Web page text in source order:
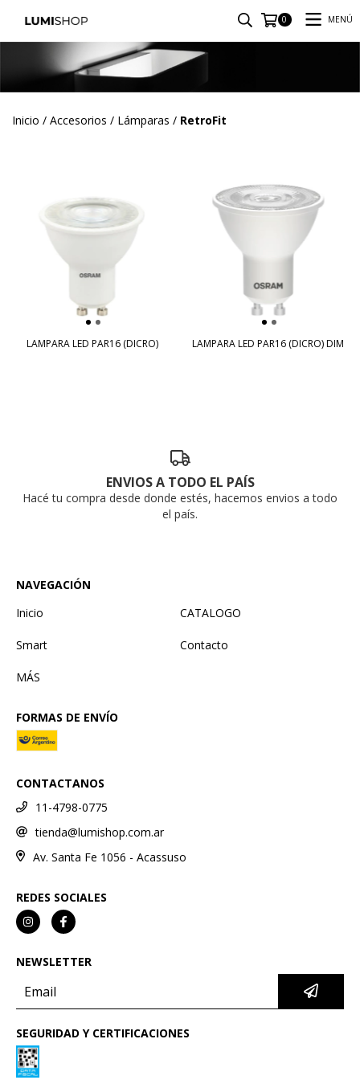
0 MENÚ
Inicio / Accesorios / Lámparas / RetroFit
LAMPARA LED PAR16 (DICRO) LAMPARA LED PAR16 (DICRO) DIM
ENVIOS A TODO EL PAÍS
Hacé tu compra desde donde estés, hacemos envios a todo
el país.
NAVEGACIÓN
Inicio
CATALOGO
Smart Contacto
MÁS
FORMAS DE ENVÍO
CONTACTANOS
11-4798-0775
tienda@lumishop.com.ar
Av. Santa Fe 1056 - Acassuso
REDES SOCIALES
NEWSLETTER
SEGURIDAD Y CERTIFICACIONES